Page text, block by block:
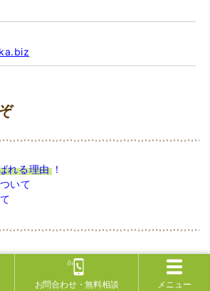
れる理由！
いて
お問合わせ・無料相談 メニュー